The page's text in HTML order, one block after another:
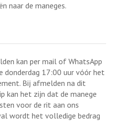
naar de maneges.
kan per mail of WhatsApp
donderdag 17:00 uur vóór het
Bij afmelden na dit
kan het zijn dat de manege
voor de rit aan ons
wordt het volledige bedrag